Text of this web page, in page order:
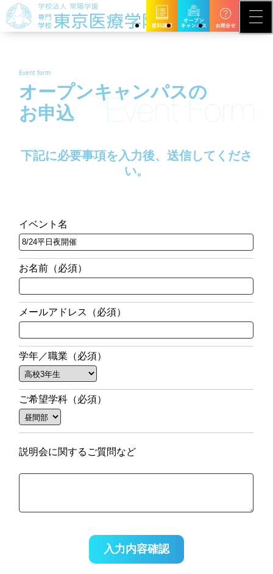
Event form
オープンキャンパスの
お申込
下記に必要事項を入力後、送信してくださ
い。
イベント名
お名前（必須）
メールアドレス（必須）
学年／職業（必須）
ご希望学科（必須）
説明会に関するご質問など